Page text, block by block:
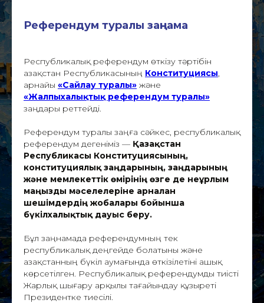
Референдум туралы заңнама
Республикалық референдум өткізу тәртібін
Қазақстан Республикасының Конституциясы
арнайы «Сайлау туралы» және
«Жалпыхалықтық референдум туралы»
заңдары реттейді.
Референдум туралы заңға сәйкес, республикалық
референдум дегеніміз — Қазақстан
Республикасы Конституциясының,
конституциялық заңдарының, заңдарының
және мемлекеттiк өмiрiнiң өзге де неғұрлым
маңызды мәселелерiне арналған
шешiмдердiң жобалары бойынша
бүкiлхалықтық дауыс беру.
Бұл заңнамада референдумның тек
республикалық деңгейде болатыны және
Қазақстанның бүкіл аумағында өткізілетіні ашық
көрсетілген. Республикалық референдумды тиісті
Жарлық шығару арқылы тағайындау құзыреті
Президентке тиесілі.